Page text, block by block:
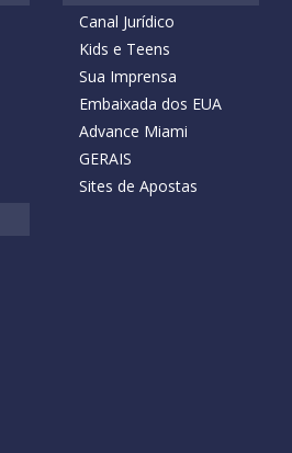
Canal Jurídico
Kids e Teens
Sua Imprensa
Embaixada dos EUA
Advance Miami
GERAIS
Sites de Apostas